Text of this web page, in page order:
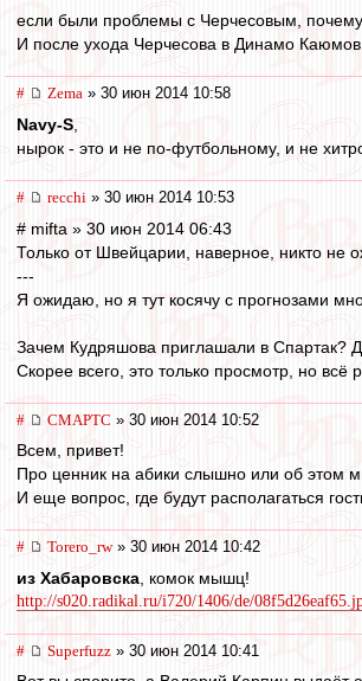
если были проблемы с Черчесовым,
И после ухода Черчесова в Динамо
# Zema » 30 июн 2014 10:58
Navy-S
нырок - это и не по-футбольному, и не
# recchi » 30 июн 2014 10:53
# mifta » 30 июн 2014 06:43
Только от Швейцарии, наверное, никто не
---
Я ожидаю, но я тут косячу с прогнозами
Зачем Кудряшова приглашали в Спартак?
Скорее всего, это только просмотр, но всё
# СМАРТС » 30 июн 2014 10:52
Всем, привет!
Про ценник на абики слышно или об этом
И еще вопрос, где будут располагаться
# Torero_rw» 30 июн 2014 10:42
из Хабаровска , комок мышц!
http://s020.radikal.ru/i720/1406/de/
# Superfuzz » 30 июн 2014 10:41